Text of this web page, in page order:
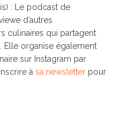
: Le podcast de
d’autres
culinaires qui partagent
Elle organise également
sur Instagram par
àsa newsletter pour